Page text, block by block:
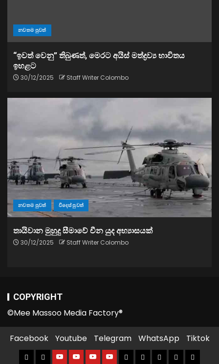
නවතම පුවත්
“ඉවත් වෙනු” තිබුණත්, මෙරට අයිස් මත්ද්‍රව්‍ය භාවිතය
ඉහළට
30/12/2025 Staff Writer Colombo
නවතම පුවත් විදෙස් පුවත්
තායිවාන මුහුදු සීමාවේ චීන යුද අභ්‍යාසයක්
30/12/2025 Staff Writer Colombo
COPYRIGHT
©Mee Massoo Media Factory®
Facebook Youtube Telegram WhatsApp Tiktok